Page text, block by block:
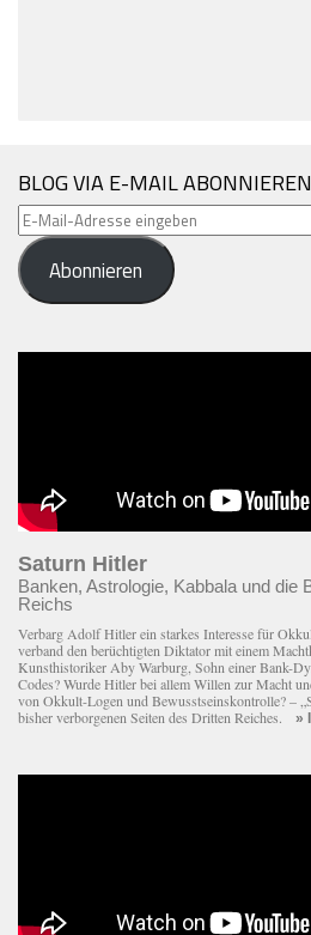
BLOG VIA E-MAIL ABONNIEREN
E-
Mail-
Adresse
eingeben
Abonnieren
Saturn Hitler
Banken, Astrologie, Kabbala und die
Reichs
Verbarg Adolf Hitler ein starkes Interesse für
verband den berüchtigten Diktator mit einem
Kunsthistoriker Aby Warburg, Sohn einer Bank-
Codes? Wurde Hitler bei allem Willen zur Macht
von Okkult-Logen und Bewusstseinskontrolle? –
bisher verborgenen Seiten des Dritten Reiches. »